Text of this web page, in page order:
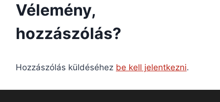
Vélemény,
hozzászólás?
Hozzászólás küldéséhez be kell jelentkezni.